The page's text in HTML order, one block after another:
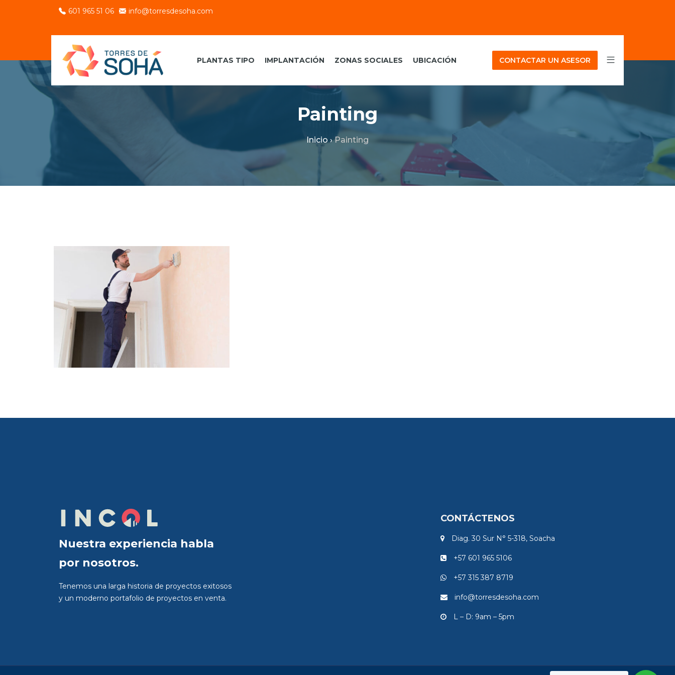
601 965 51 06 info@torresdesoha.com
PLANTAS TIPO IMPLANTACIÓN ZONAS SOCIALES UBICACIÓN CONTACTAR UN ASESOR
Painting
Inicio›Painting
PAINTING
House Painting
Nuestra experiencia habla
por nosotros.
Tenemos una larga historia de proyectos exitosos
y un moderno portafolio de proyectos en venta.
CONTÁCTENOS
Diag. 30 Sur N° 5-318, Soacha
+57 601 965 5106
+57 315 387 8719
info@torresdesoha.com
L – D: 9am – 5pm